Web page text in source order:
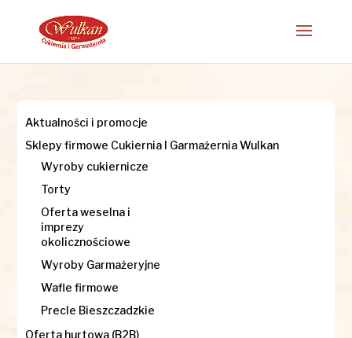
Aktualności i promocje
Sklepy firmowe Cukiernia I Garmażernia Wulkan
Wyroby cukiernicze
Torty
Oferta weselna i
imprezy
okolicznościowe
Wyroby Garmażeryjne
Wafle firmowe
Precle Bieszczadzkie
Oferta hurtowa (B2B)